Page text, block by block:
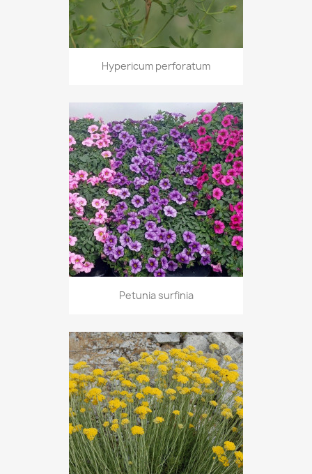
Hypericum perforatum
Petunia surfinia